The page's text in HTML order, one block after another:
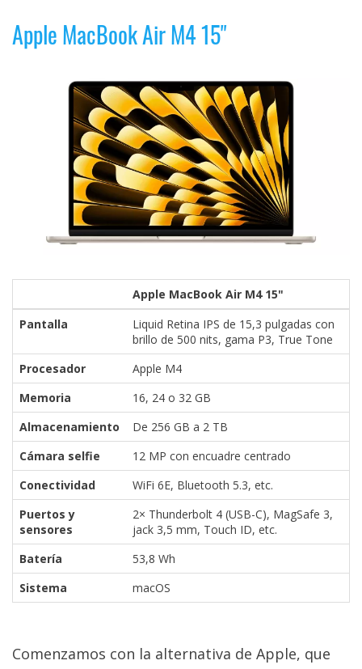
Apple MacBook Air M4 15"
Apple MacBook Air M4 15"
Pantalla
Liquid Retina IPS de 15,3 pulgadas con
brillo de 500 nits, gama P3, True Tone
Procesador
Apple M4
Memoria
16, 24 o 32 GB
Almacenamiento
De 256 GB a 2 TB
Cámara selfie
12 MP con encuadre centrado
Conectividad
WiFi 6E, Bluetooth 5.3, etc.
Puertos y
sensores
2× Thunderbolt 4 (USB-C), MagSafe 3,
jack 3,5 mm, Touch ID, etc.
Batería
53,8 Wh
Sistema
macOS
Comenzamos con la alternativa de Apple, que